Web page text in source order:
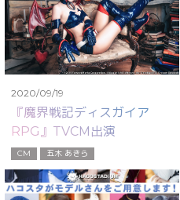
2020/09/19
『魔界戦記ディスガイア
RPG』TVCM出演
CM 五木 あきら